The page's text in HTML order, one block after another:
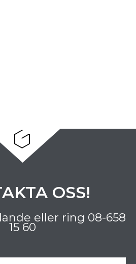
OSS!
eller ring 08-658
15 60